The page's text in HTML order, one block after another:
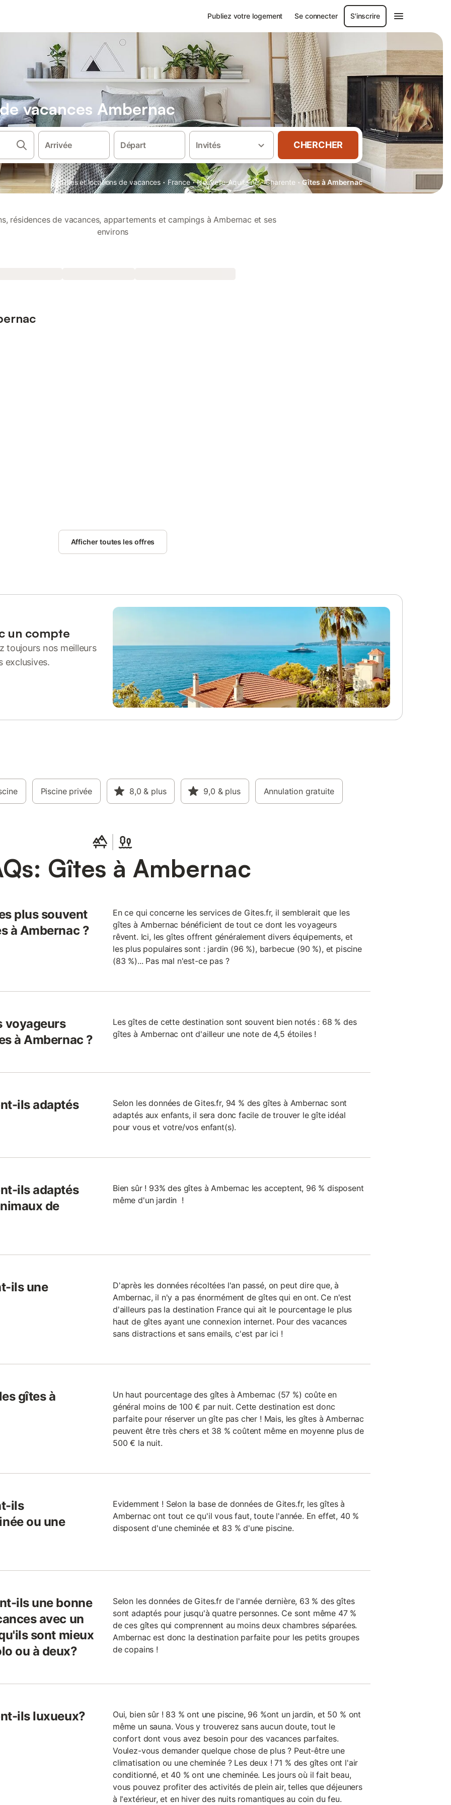
Publiez votre logement Se connecter S'inscrire
vacances Ambernac
Arrivée Départ Invités CHERCHER
Gîtes et locations de vacances · France · Nouvelle-Aquitaine · Charente · Gîtes à Ambernac
résidences de vacances, appartements et campings à Ambernac et ses
environs
Afficher toutes les offres
un compte
toujours nos meilleurs
exclusives.
Piscine privée 8,0 & plus 9,0 & plus Annulation gratuite
Gîtes à Ambernac
plus souvent
à Ambernac ?
En ce qui concerne les services de Gites.fr, il semblerait que les
gîtes à Ambernac bénéficient de tout ce dont les voyageurs
rêvent. Ici, les gîtes offrent généralement divers équipements, et
les plus populaires sont : jardin (96 %), barbecue (90 %), et piscine
(83 %)... Pas mal n'est-ce pas ?
voyageurs
à Ambernac ?
Les gîtes de cette destination sont souvent bien notés : 68 % des
gîtes à Ambernac ont d'ailleur une note de 4,5 étoiles !
ils adaptés
Selon les données de Gites.fr, 94 % des gîtes à Ambernac sont
adaptés aux enfants, il sera donc facile de trouver le gîte idéal
pour vous et votre/vos enfant(s).
ils adaptés
de
Bien sûr ! 93% des gîtes à Ambernac les acceptent, 96 % disposent
même d'un jardin !
ils une
D'après les données récoltées l'an passé, on peut dire que, à
Ambernac, il n'y a pas énormément de gîtes qui en ont. Ce n'est
d'ailleurs pas la destination France qui ait le pourcentage le plus
haut de gîtes ayant une connexion internet. Pour des vacances
sans distractions et sans emails, c'est par ici !
gîtes à
Un haut pourcentage des gîtes à Ambernac (57 %) coûte en
général moins de 100 € par nuit. Cette destination est donc
parfaite pour réserver un gîte pas cher ! Mais, les gîtes à Ambernac
peuvent être très chers et 38 % coûtent même en moyenne plus de
500 € la nuit.
ils
ou une
Evidemment ! Selon la base de données de Gites.fr, les gîtes à
Ambernac ont tout ce qu'il vous faut, toute l'année. En effet, 40 %
disposent d'une cheminée et 83 % d'une piscine.
ils une bonne
avec un
sont mieux
ou à deux?
Selon les données de Gites.fr de l'année dernière, 63 % des gîtes
sont adaptés pour jusqu'à quatre personnes. Ce sont même 47 %
de ces gîtes qui comprennent au moins deux chambres séparées.
Ambernac est donc la destination parfaite pour les petits groupes
de copains !
ils luxueux?
Oui, bien sûr ! 83 % ont une piscine, 96 %ont un jardin, et 50 % ont
même un sauna. Vous y trouverez sans aucun doute, tout le
confort dont vous avez besoin pour des vacances parfaites.
Voulez-vous demander quelque chose de plus ? Peut-être une
climatisation ou une cheminée ? Les deux ! 71 % des gîtes ont l'air
conditionné, et 40 % ont une cheminée. Les jours où il fait beau,
vous pouvez profiter des activités de plein air, telles que déjeuners
à l'extérieur, et en hiver des nuits romantiques au coin du feu.